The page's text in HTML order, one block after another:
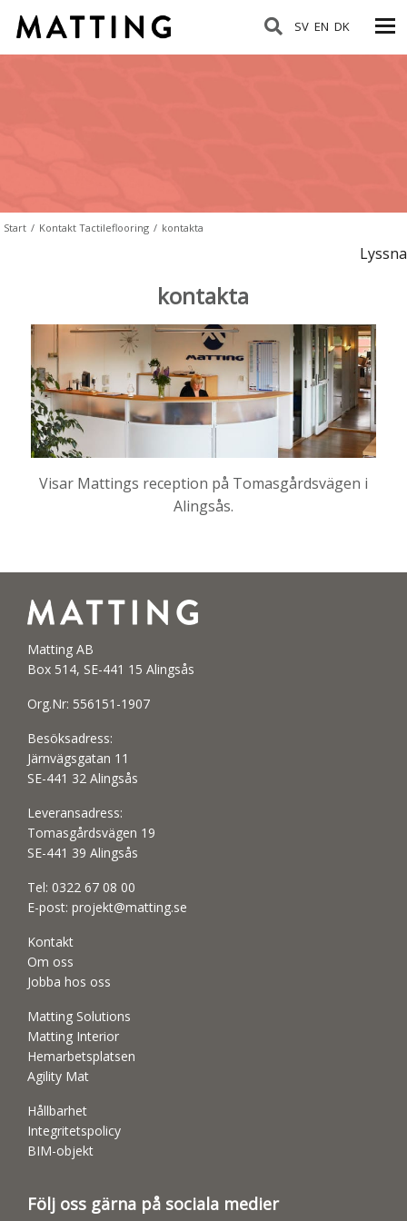
SV EN DK
Start / Kontakt Tactileflooring / kontakta
Lyssna
kontakta
Visar Mattings reception på Tomasgårdsvägen i
Alingsås.
Matting AB
Box 514, SE-441 15 Alingsås
Org.Nr: 556151-1907
Besöksadress:
Järnvägsgatan 11
SE-441 32 Alingsås
Leveransadress:
Tomasgårdsvägen 19
SE-441 39 Alingsås
Tel: 0322 67 08 00
E-post: projekt@matting.se
Kontakt
Om oss
Jobba hos oss
Matting Solutions
Matting Interior
Hemarbetsplatsen
Agility Mat
Hållbarhet
Integritetspolicy
BIM-objekt
Följ oss gärna på sociala medier